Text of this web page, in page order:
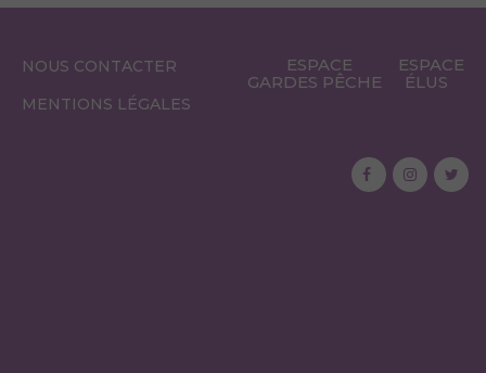
NOUS CONTACTER
MENTIONS LÉGALES
ESPACE
GARDES PÊCHE
ESPACE
ÉLUS